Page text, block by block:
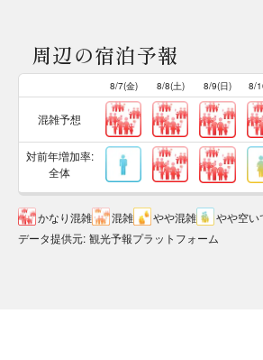
周辺の宿泊予報
8/7(金) 8/8(土) 8/9(日) 8/
混雑予想
対前年増加率:
全体
かなり混雑 混雑 やや混雑 やや空い
データ提供元: 観光予報プラットフォーム